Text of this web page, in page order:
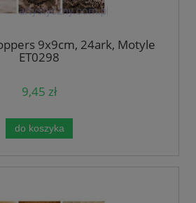
9x9cm, 24ark, Motyle
ET0298
9,45 zł
do koszyka